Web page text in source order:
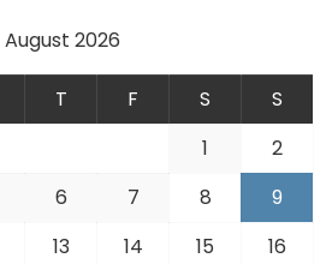
August 2026
T F S
S
1
2
6 7 8
9
13 14 15
16